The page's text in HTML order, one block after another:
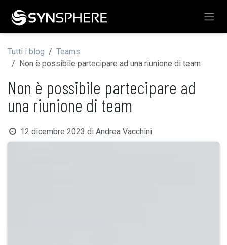
Tutti i blog
Teams
Non è possibile partecipare ad una riunione di team
Non è possibile partecipare ad
una riunione di team
12 dicembre 2023 di Andrea Vacchini